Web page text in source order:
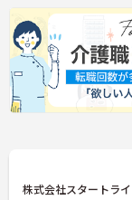
株式会社スタートラ